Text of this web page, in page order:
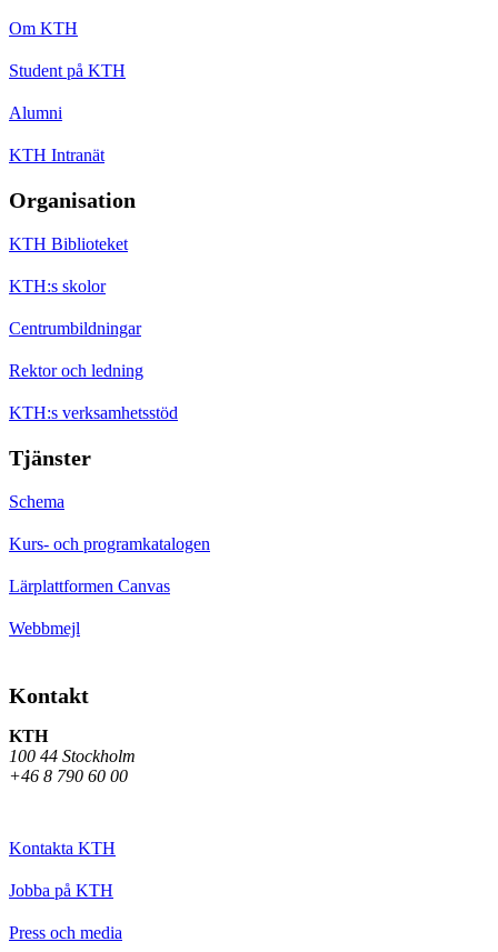
Om KTH
Student på KTH
Alumni
KTH Intranät
Organisation
KTH Biblioteket
KTH:s skolor
Centrumbildningar
Rektor och ledning
KTH:s verksamhetsstöd
Tjänster
Schema
Kurs- och programkatalogen
Lärplattformen Canvas
Webbmejl
Kontakt
KTH
100 44 Stockholm
+46 8 790 60 00
Kontakta KTH
Jobba på KTH
Press och media